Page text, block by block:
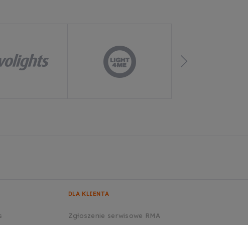
DLA KLIENTA
Zgłoszenie serwisowe RMA